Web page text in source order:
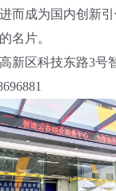
而成为国内创新
名片。
区科技东路3号